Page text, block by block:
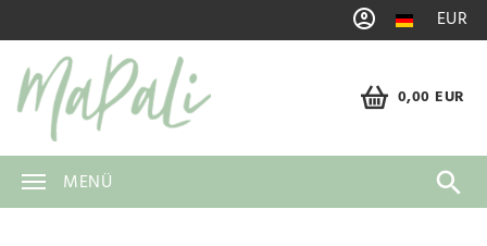
EUR
0,00 EUR
MENÜ